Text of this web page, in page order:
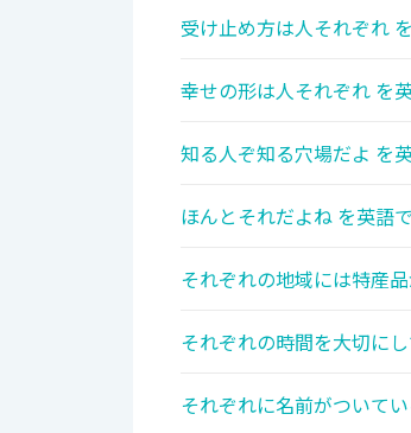
受け止め方は人それぞれ
幸せの形は人それぞれ を
知る人ぞ知る穴場だよ を
ほんとそれだよね を英語
それぞれの地域には特産
それぞれの時間を大切に
それぞれに名前がついて